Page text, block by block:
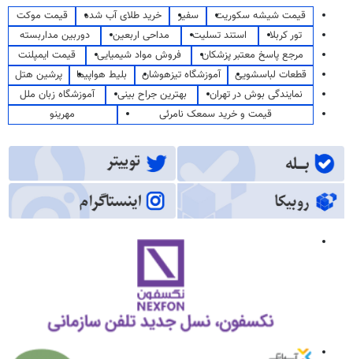
قیمت شیشه سکوریت سفیر خرید طلای آب شده
قیمت موکت
تور کربلا
استند تسلیت مداحی اربعین
دوربین مداربسته
مرجع پاسخ معتبر پزشکان
فروش مواد شیمیایی
قیمت ایمپلنت
قطعات لباسشویی
آموزشگاه تیزهوشان بلیط هواپیما
پرشین هتل
نمایندگی بوش در تهران
بهترین جراح بینی
آموزشگاه زبان ملل
قیمت و خرید سمعک نامرئی
مهرینو